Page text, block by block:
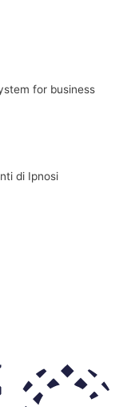
for business
di Ipnosi